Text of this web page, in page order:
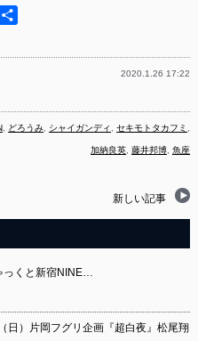
2020.1.26 17:22
, どろうみ, シャイガンディ ,セキモトタカフミ ,
加納良英,藤井邦博,魚座
新しい記事
っくと新宿NINE…
日）片岡フグリ企画『超白夜』松尾翔